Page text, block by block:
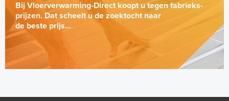
Bij Vloerverwarming-Direct koopt u tegen fabrieks-
prijzen. Dat scheelt u de zoektocht naar
de beste prijs...